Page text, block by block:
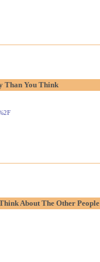
Than You Think
About The Other People